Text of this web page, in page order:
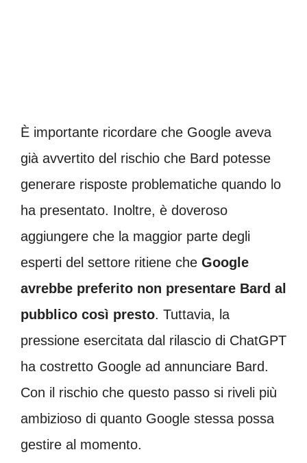
È importante ricordare che Google aveva
già avvertito del rischio che Bard potesse
generare risposte problematiche quando lo
ha presentato. Inoltre, è doveroso
aggiungere che la maggior parte degli
esperti del settore ritiene che Google
avrebbe preferito non presentare Bard al
pubblico così presto. Tuttavia, la
pressione esercitata dal rilascio di ChatGPT
ha costretto Google ad annunciare Bard.
Con il rischio che questo passo si riveli più
ambizioso di quanto Google stessa possa
gestire al momento.